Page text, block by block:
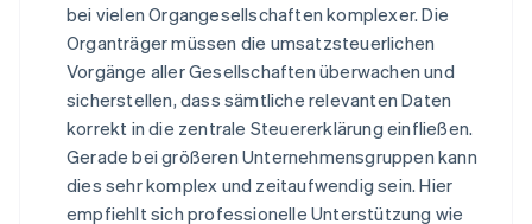
bei vielen Organgesellschaften komplexer. Die
Organträger müssen die umsatzsteuerlichen
Vorgänge aller Gesellschaften überwachen und
sicherstellen, dass sämtliche relevanten Daten
korrekt in die zentrale Steuererklärung einfließen.
Gerade bei größeren Unternehmensgruppen kann
dies sehr komplex und zeitaufwendig sein. Hier
empfiehlt sich professionelle Unterstützung wie